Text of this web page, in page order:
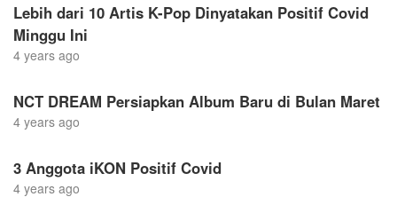
Lebih dari 10 Artis K-Pop Dinyatakan Positif Covid
Minggu Ini
4 years ago
NCT DREAM Persiapkan Album Baru di Bulan Maret
4 years ago
3 Anggota iKON Positif Covid
4 years ago